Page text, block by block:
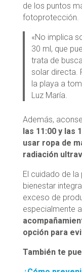
de los puntos
fotoprotección.
«No implica
30 ml, que
trata de
solar directa.
la playa a
Luz María.
Además,
las 11:00 y las
usar ropa de
radiación
El cuidado de la
bienestar
exceso de
especialmente
opción para
También te